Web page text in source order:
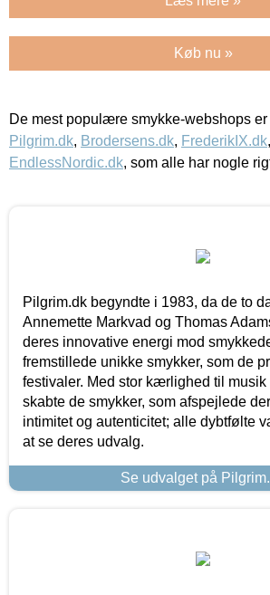
Køb nu »
De mest populære smykke-webshops
Pilgrim.dk, Brodersens.dk, FrederikIX.dk,
EndlessNordic.dk, som alle har nogle
Pilgrim.dk begyndte i 1983, da de to
Annemette Markvad og Thomas
deres innovative energi mod
fremstillede unikke smykker, som de
festivaler. Med stor kærlighed til musik
skabte de smykker, som afspejlede
intimitet og autenticitet; alle dybtfølte
at se deres udvalg.
Se udvalget på